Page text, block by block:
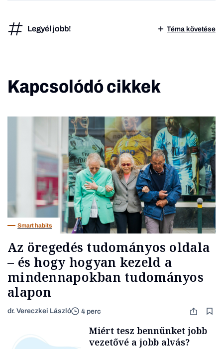
Legyél jobb! Téma követése
Kapcsolódó cikkek
Smart habits
Az öregedés tudományos oldala
– és hogy hogyan kezeld a
mindennapokban tudományos
alapon
dr. Vereczkei László 4 perc
Miért tesz bennünket jobb
vezetővé a jobb alvás?